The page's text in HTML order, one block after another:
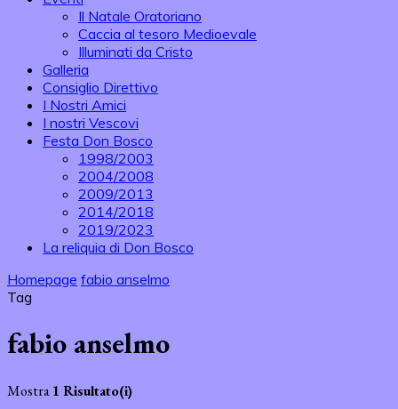
Il Natale Oratoriano
Caccia al tesoro Medioevale
Illuminati da Cristo
Galleria
Consiglio Direttivo
I Nostri Amici
I nostri Vescovi
Festa Don Bosco
1998/2003
2004/2008
2009/2013
2014/2018
2019/2023
La reliquia di Don Bosco
Homepage fabio anselmo
Tag
fabio anselmo
Mostra1 Risultato(i)